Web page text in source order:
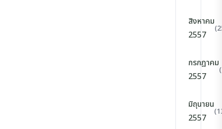
สิงหาคม
2557
กรกฎาคม
2557
มิถุนายน
2557